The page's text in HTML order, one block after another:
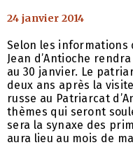
24 janvier 2014
Selon les informations
Jean d’Antioche
au 30 janvier. Le
deux ans après la
russe au Patriarcat
thèmes qui seront
sera la synaxe des
aura lieu au mois de